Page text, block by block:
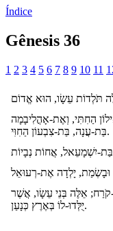
Índice
Gênesis 36
1 2 3 4 5 6 7 8 9 10 11
הַחִתִּי, וְאֶת-אָהֳלִיבָמָה
בַּת-עֲנָה, בַּת-צִבְעוֹן הַחִוִּי.
קֹרַח; אֵלֶּה בְּנֵי עֵשָׂו, אֲשֶׁר
יֻלְּדוּ-לוֹ בְּאֶרֶץ כְּנָעַן.